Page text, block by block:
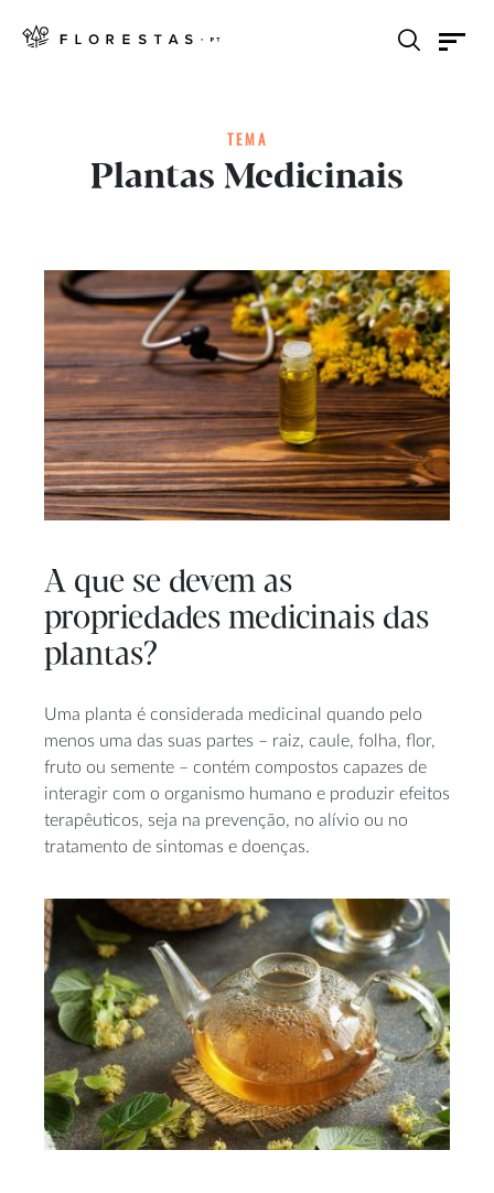
TEMA
Plantas Medicinais
A que se devem as
propriedades medicinais das
plantas?
Uma planta é considerada medicinal quando pelo
menos uma das suas partes – raiz, caule, folha, flor,
fruto ou semente – contém compostos capazes de
interagir com o organismo humano e produzir efeitos
terapêuticos, seja na prevenção, no alívio ou no
tratamento de sintomas e doenças.